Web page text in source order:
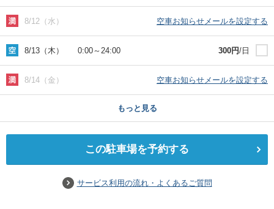
8/12（水） 空車お知らせメールを設定する
8/13（木） 0:00～ 24:00 300円/日
8/14（金） 空車お知らせメールを設定する
もっと見る
この駐車場を予約する
サービス利用の流れ・よくあるご質問